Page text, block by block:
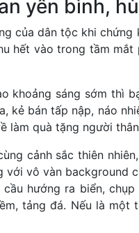
yên bình,
của dân tộc khi
hết vào trong tầm
khoảng sáng sớm thì
kẻ bán tấp nập, náo
làm quà tặng người
cảnh sắc thiên
vô vàn background
hướng ra biển,
tảng đá. Nếu là